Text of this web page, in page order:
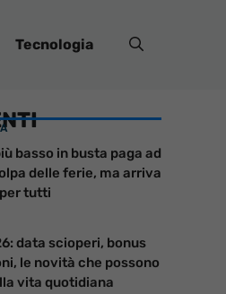
Tecnologia
basso in busta paga ad
delle ferie, ma arriva
tutti
data scioperi, bonus
le novità che possono
vita quotidiana